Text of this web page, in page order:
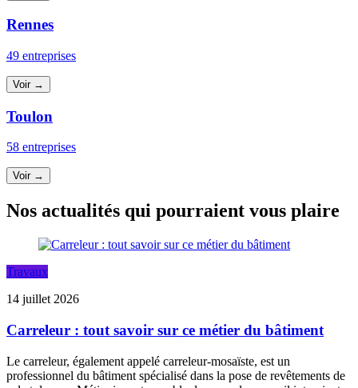
Rennes
49 entreprises
Voir →
Toulon
58 entreprises
Voir →
Nos actualités qui pourraient vous plaire
Travaux
14 juillet 2026
Carreleur : tout savoir sur ce métier du bâtiment
Le carreleur, également appelé carreleur-mosaïste, est un
professionnel du bâtiment spécialisé dans la pose de revêtements de